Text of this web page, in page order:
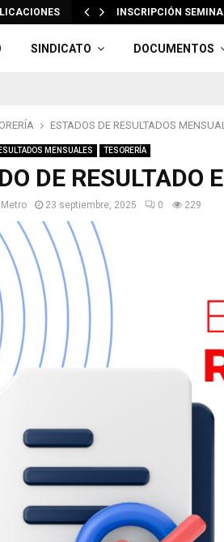
INSCRIPCIÓN
SINDICATO DOCUMENTOS
ESTADOS DE RESULTADOS
MENSUALES TESORERÍA
DE RESULTADO
23 septiembre, 2025 0 229